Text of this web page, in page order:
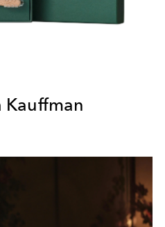
Kauffman